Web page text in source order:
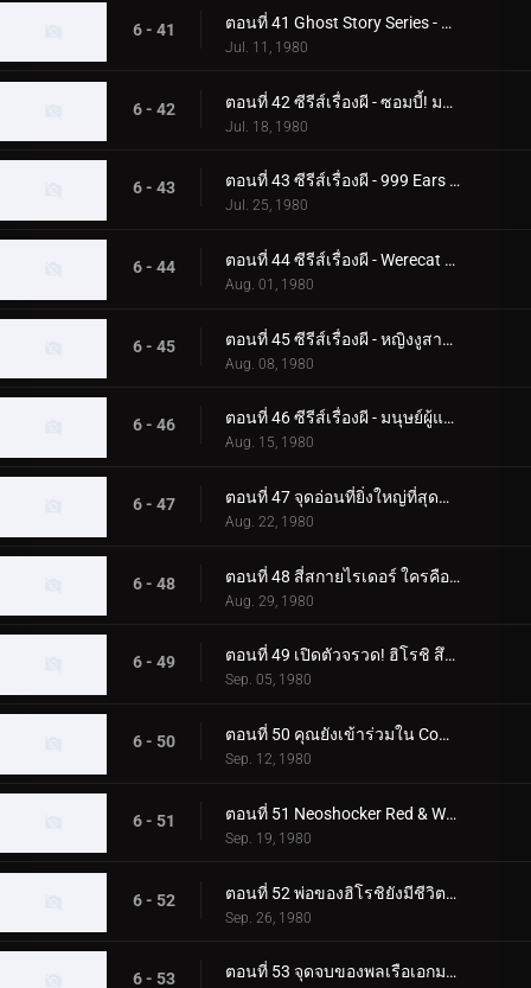
6 - 41 ตอนที่ 41 Ghost Story Series - ความลับของอาคาร Phantom
Jul. 11, 1980
6 - 42 ตอนที่ 42 ซีรีส์เรื่องผี - ซอมบี้! มอนสเตอร์ฟื้นคืนชีพแล้ว
Jul. 18, 1980
6 - 43 ตอนที่ 43 ซีรีส์เรื่องผี - 999 Ears ของ Earless Yoshikazu
Jul. 25, 1980
6 - 44 ตอนที่ 44 ซีรีส์เรื่องผี - Werecat ต้องการเลือดเด็ก!
Aug. 01, 1980
6 - 45 ตอนที่ 45 ซีรีส์เรื่องผี - หญิงงูสาปสึคุบะ ฮิโรชิ!
Aug. 08, 1980
6 - 46 ตอนที่ 46 ซีรีส์เรื่องผี - มนุษย์ผู้แตกหัก! ความกลัวศูนย์กลางของกระจก
Aug. 15, 1980
6 - 47 ตอนที่ 47 จุดอ่อนที่ยิ่งใหญ่ที่สุดของ Skyrider! โจมตีจุดบอด 0.5 วินาที
Aug. 22, 1980
6 - 48 ตอนที่ 48 สี่สกายไรเดอร์ ใครคือตัวจริง
Aug. 29, 1980
6 - 49 ตอนที่ 49 เปิดตัวจรวด! ฮิโรชิ สึคุบะไปที่สุสานอวกาศ
Sep. 05, 1980
6 - 50 ตอนที่ 50 คุณยังเข้าร่วมใน Command Boys' Squad ด้วย!
Sep. 12, 1980
6 - 51 ตอนที่ 51 Neoshocker Red & White ศึกตัดสินแห่งความตายครั้งยิ่งใหญ่
Sep. 19, 1980
6 - 52 ตอนที่ 52 พ่อของฮิโรชิยังมีชีวิตอยู่! ในฐานะมนุษย์ที่เปลี่ยนแปลงไป FX777
Sep. 26, 1980
6 - 53 ตอนที่ 53 จุดจบของพลเรือเอกมาจิน! และตัวตนที่แท้จริงของผู้นำที่ยิ่งใหญ่